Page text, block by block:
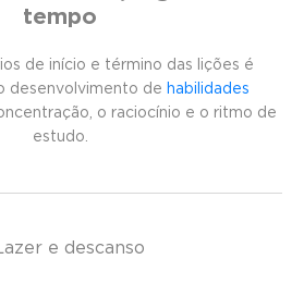
tempo
de início e término das lições é
desenvolvimento de habilidades
o raciocínio e o ritmo de
estudo.